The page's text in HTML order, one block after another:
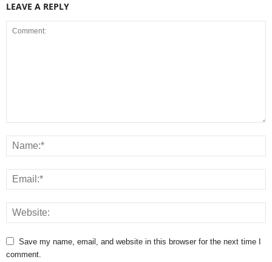
LEAVE A REPLY
Save my name, email, and website in this browser for the next time I
comment.